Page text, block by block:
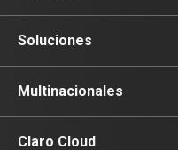
Voz
Tv
Conectividad
Soluciones
Comunicación
Conectividad
Multinacionales
Multinacionales
Claro Cloud